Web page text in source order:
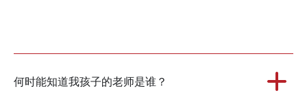
何时能知道我孩子的老师是谁？